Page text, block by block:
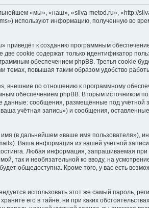
«мы», «наш», «silva-metod.ru», «http://
используют информацию, полученную во
к созданию программным
cookie содержат только идентификатор
обеспечением phpBB. Третья cookie
темах, повышая таким образом удобство
по отношению к программному
обеспечением phpBB. Вторым
сообщения, размещённые под учётной
учётная запись») и сообщения,
(в дальнейшем «ваше имя пользователя»),
Ваша информация из вашей учётной
Любая информация, запрашиваемая при
так и необязательной ко вводу, на
общедоступна. Кроме того, у вас есть
использовать этот же самый пароль,
его в тайне, ни при каких